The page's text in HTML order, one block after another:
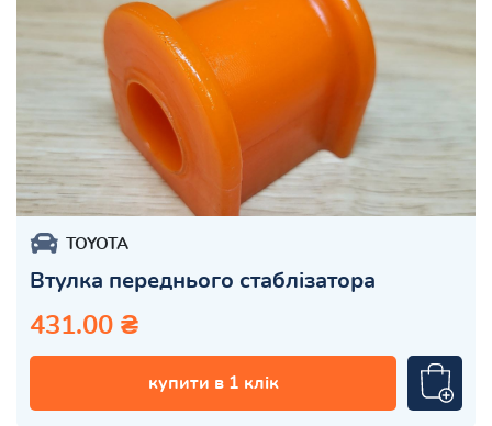
TOYOTA
Втулка переднього стаблізатора
431.00 ₴
купити в 1 клік